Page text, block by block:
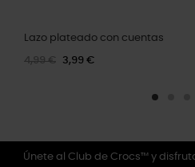
Lazo plateado con cuentas
4,99 € 3,99 €
Únete al Club de Crocs™ y